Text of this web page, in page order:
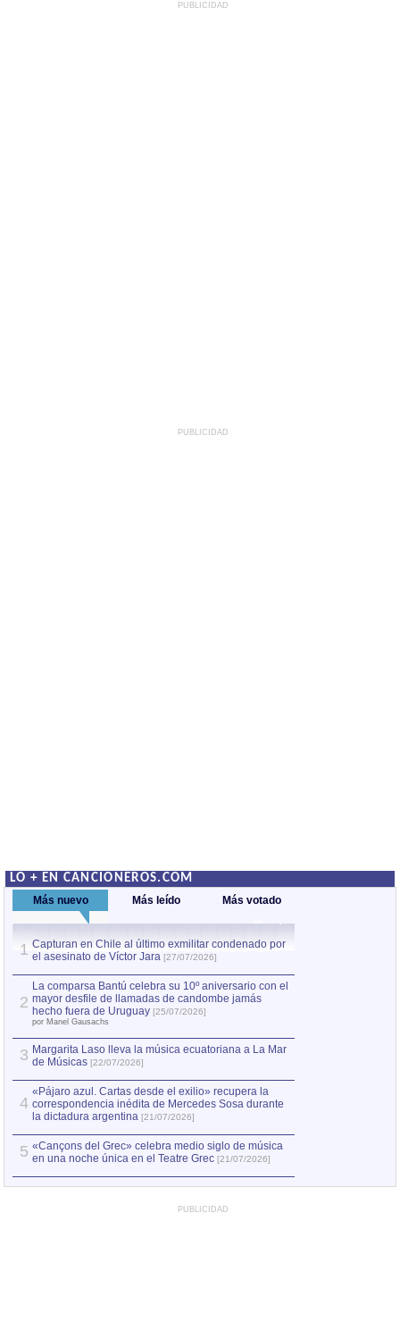
PUBLICIDAD
PUBLICIDAD
LO + EN CANCIONEROS.COM
Más nuevo Más leído Más votado
1 Capturan en Chile al último exmilitar condenado por
el asesinato de Víctor Jara [27/07/2026]
2
La comparsa Bantú celebra su 10º aniversario con el
mayor desfile de llamadas de candombe jamás
hecho fuera de Uruguay [25/07/2026]
por Manel Gausachs
3 Margarita Laso lleva la música ecuatoriana a La Mar
de Músicas [22/07/2026]
4
«Pájaro azul. Cartas desde el exilio» recupera la
correspondencia inédita de Mercedes Sosa durante
la dictadura argentina [21/07/2026]
5 «Cançons del Grec» celebra medio siglo de música
en una noche única en el Teatre Grec [21/07/2026]
PUBLICIDAD